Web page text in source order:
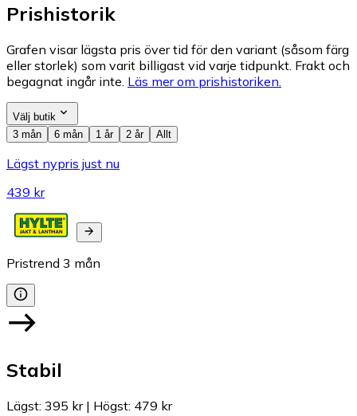
Prishistorik
Grafen visar lägsta pris över tid för den variant (såsom färg
eller storlek) som varit billigast vid varje tidpunkt. Frakt och
begagnat ingår inte. Läs mer om prishistoriken.
Välj butik
3 mån
6 mån 1 år 2 år Allt
Lägst nypris just nu
439 kr
Pristrend 3 mån
Stabil
Lägst: 395 kr| Högst: 479 kr